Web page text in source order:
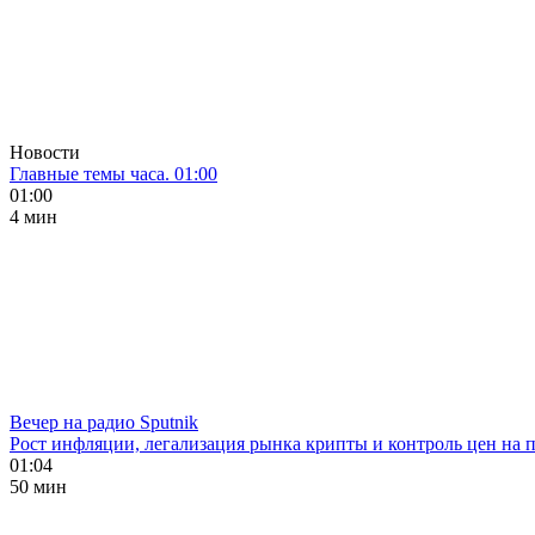
Новости
Главные темы часа. 01:00
01:00
4 мин
Вечер на радио Sputnik
Рост инфляции, легализация рынка крипты и контроль цен на
01:04
50 мин